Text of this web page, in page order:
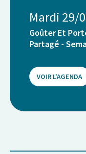
Mardi 29/
Goûter Et
Partagé -
VOIR L'AGENDA